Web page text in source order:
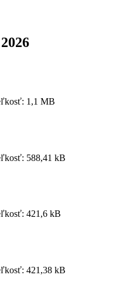
1,1 MB
588,41 kB
421,6 kB
421,38 kB